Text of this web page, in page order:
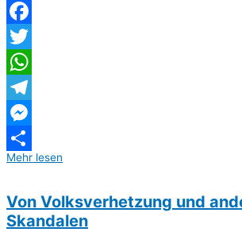
Facebook
Twitter
WhatsApp
Telegram
Messenger
Teilen
Mehr lesen
Von Volksverhetzung und
Skandalen